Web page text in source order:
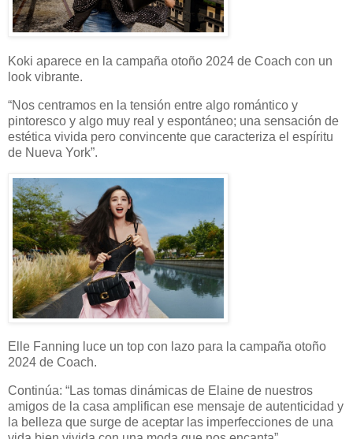
Koki aparece en la campaña otoño 2024 de Coach con un
look vibrante.
“Nos centramos en la tensión entre algo romántico y
pintoresco y algo muy real y espontáneo; una sensación de
estética vivida pero convincente que caracteriza el espíritu
de Nueva York”.
Elle Fanning luce un top con lazo para la campaña otoño
2024 de Coach.
Continúa: “Las tomas dinámicas de Elaine de nuestros
amigos de la casa amplifican ese mensaje de autenticidad y
la belleza que surge de aceptar las imperfecciones de una